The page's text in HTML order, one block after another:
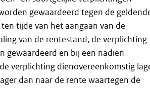
gewaardeerd tegen de
tijde van het aangaan van de
van de rentestand, de verplichting
gewaardeerd en bij een nadien
verplichting dienovereenkomstig
dan naar de rente waartegen de